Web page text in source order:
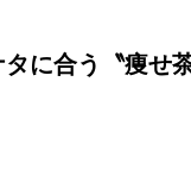
に合う〝痩せ